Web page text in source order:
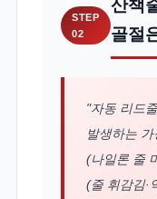
STEP
02
산책
골절
"자동 리드
발생하는
(나일론 줄
(줄 휘감김·